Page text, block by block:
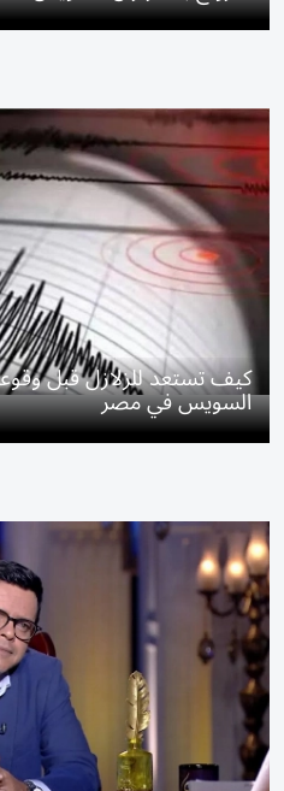
كيف تستعد للزلازل قبل
السويس في مصر